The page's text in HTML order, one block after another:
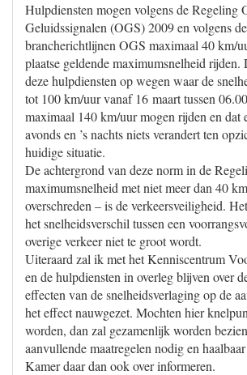
Hulpdiensten mogen volgens de Regeling
Geluidssignalen (OGS) 2009 en volgens
brancherichtlijnen OGS maximaal 40 km/
plaatse geldende maximumsnelheid rijden.
deze hulpdiensten op wegen waar de
tot 100 km/uur vanaf 16 maart tussen
maximaal 140 km/uur mogen rijden en dat
avonds en ’s nachts niets verandert ten
huidige situatie.
De achtergrond van deze norm in de
maximumsnelheid met niet meer dan 40
overschreden – is de verkeersveiligheid.
het snelheidsverschil tussen een
overige verkeer niet te groot wordt.
Uiteraard zal ik met het Kenniscentrum
en de hulpdiensten in overleg blijven over
effecten van de snelheidsverlaging op de
het effect nauwgezet. Mochten hier
worden, dan zal gezamenlijk worden
aanvullende maatregelen nodig en
Kamer daar dan ook over informeren.